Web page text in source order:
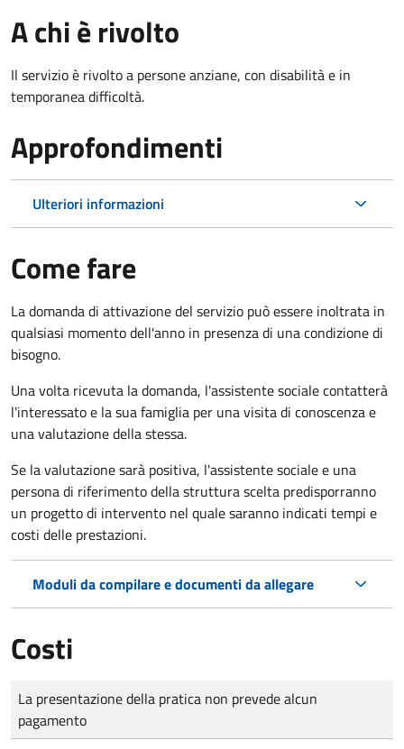
A chi è rivolto
Il servizio è rivolto a persone anziane, con disabilità e in
temporanea difficoltà.
Approfondimenti
Ulteriori informazioni
Come fare
La domanda di attivazione del servizio può essere inoltrata in
qualsiasi momento dell'anno in presenza di una condizione di
bisogno.
Una volta ricevuta la domanda, l'assistente sociale contatterà
l'interessato e la sua famiglia per una visita di conoscenza e
una valutazione della stessa.
Se la valutazione sarà positiva, l'assistente sociale e una
persona di riferimento della struttura scelta predisporranno
un progetto di intervento nel quale saranno indicati tempi e
costi delle prestazioni.
Moduli da compilare e documenti da allegare
Costi
Tipo di pagamento
Importo
La presentazione della pratica non prevede alcun
pagamento